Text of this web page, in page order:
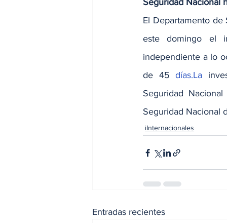
Seguridad Nacional
El Departamento de
este domingo el
independiente a lo
de 45 días.La
Seguridad
Seguridad Nacional
iInternacionales
Entradas recientes